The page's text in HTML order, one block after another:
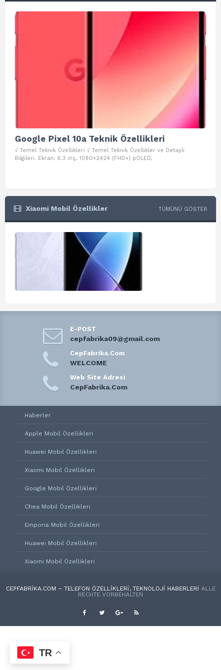
Google Pixel 10a Teknik Özellikleri
√ Temel Teknik Özellikleri √ Temel Teknik Özellikler ve Detaylı
Bilgileri. Ekran: 6.3 inç, 1080×2424 (FHD+) pOLED,
Xiaomi Mobil Özellikler TÜMÜNÜ GÖSTER
E-POST
cepfabrika09@gmail.com
CepFabrika.Com
WELCOME
Web Site Adresi
CepFabrika.Com
Haberler
Apple Mobil Özellikleri
Huawei Mobil Özellikleri
Xiaomi Mobil Özellikleri
Google Mobil Özellikleri
Chea Mobil Özellikleri
Emporia Mobil Özellikleri
Huawei Mobil Özellikleri
Xiaomi Mobil Özellikleri
CEPFABRIKA.COM – TELEFON ÖZELLIKLERI, TEKNOLOJI HABERLERI ALLE
RECHTE VORBEHALTEN
TR